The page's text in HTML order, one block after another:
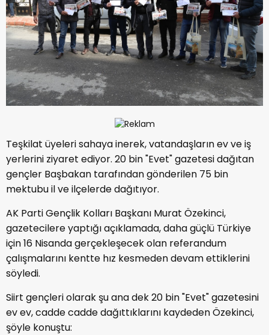
Teşkilat üyeleri sahaya inerek, vatandaşların ev ve iş
yerlerini ziyaret ediyor. 20 bin "Evet" gazetesi dağıtan
gençler Başbakan tarafından gönderilen 75 bin
mektubu il ve ilçelerde dağıtıyor.
AK Parti Gençlik Kolları Başkanı Murat Özekinci,
gazetecilere yaptığı açıklamada, daha güçlü Türkiye
için 16 Nisanda gerçekleşecek olan referandum
çalışmalarını kentte hız kesmeden devam ettiklerini
söyledi.
Siirt gençleri olarak şu ana dek 20 bin "Evet" gazetesini
ev ev, cadde cadde dağıttıklarını kaydeden Özekinci,
şöyle konuştu: